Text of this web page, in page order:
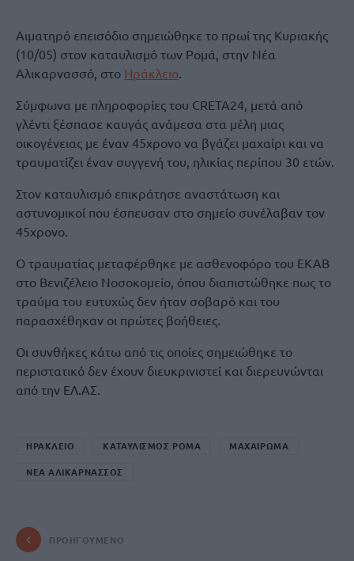
Αιματηρό επεισόδιο σημειώθηκε το πρωί της Κυριακής
(10/05) στον καταυλισμό των Ρομά, στην Νέα
Αλικαρνασσό, στο Ηράκλειο.
Σύμφωνα με πληροφορίες του CRETA24, μετά από
γλέντι ξέσπασε καυγάς ανάμεσα στα μέλη μιας
οικογένειας με έναν 45χρονο να βγάζει μαχαίρι και να
τραυματίζει έναν συγγενή του, ηλικίας περίπου 30 ετών.
Στον καταυλισμό επικράτησε αναστάτωση και
αστυνομικοί που έσπευσαν στο σημείο συνέλαβαν τον
45χρονο.
Ο τραυματίας μεταφέρθηκε με ασθενοφόρο του ΕΚΑΒ
στο Βενιζέλειο Νοσοκομείο, όπου διαπιστώθηκε πως το
τραύμα του ευτυχώς δεν ήταν σοβαρό και του
παρασχέθηκαν οι πρώτες βοήθειες.
Οι συνθήκες κάτω από τις οποίες σημειώθηκε το
περιστατικό δεν έχουν διευκρινιστεί και διερευνώνται
από την ΕΛ.ΑΣ.
ΗΡΑΚΛΕΙΟ ΚΑΤΑΥΛΙΣΜΟΣ ΡΟΜΑ ΜΑΧΑΙΡΩΜΑ
ΝΕΑ ΑΛΙΚΑΡΝΑΣΣΟΣ
ΠΡΟΗΓΟΎΜΕΝΟ